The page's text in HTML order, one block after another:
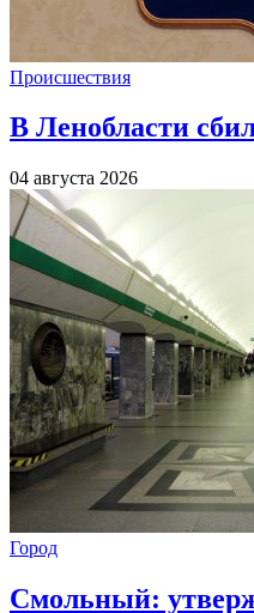
Происшествия
В Ленобласти
04 августа 2026
Город
Смольный: